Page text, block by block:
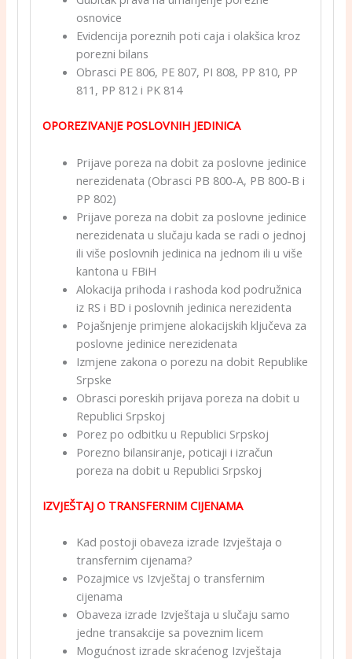
osnovice
Evidencija poreznih poti caja i olakšica kroz
porezni bilans
Obrasci PE 806, PE 807, PI 808, PP 810, PP
811, PP 812 i PK 814
OPOREZIVANJE POSLOVNIH JEDINICA
Prijave poreza na dobit za poslovne jedinice
nerezidenata (Obrasci PB 800-A, PB 800-B i
PP 802)
Prijave poreza na dobit za poslovne jedinice
nerezidenata u slučaju kada se radi o jednoj
ili više poslovnih jedinica na jednom ili u više
kantona u FBiH
Alokacija prihoda i rashoda kod podružnica
iz RS i BD i poslovnih jedinica nerezidenta
Pojašnjenje primjene alokacijskih ključeva za
poslovne jedinice nerezidenata
Izmjene zakona o porezu na dobit Republike
Srpske
Obrasci poreskih prijava poreza na dobit u
Republici Srpskoj
Porez po odbitku u Republici Srpskoj
Porezno bilansiranje, poticaji i izračun
poreza na dobit u Republici Srpskoj
IZVJEŠTAJ O TRANSFERNIM CIJENAMA
Kad postoji obaveza izrade Izvještaja o
transfernim cijenama?
Pozajmice vs Izvještaj o transfernim
cijenama
Obaveza izrade Izvještaja u slučaju samo
jedne transakcije sa poveznim licem
Mogućnost izrade skraćenog Izvještaja